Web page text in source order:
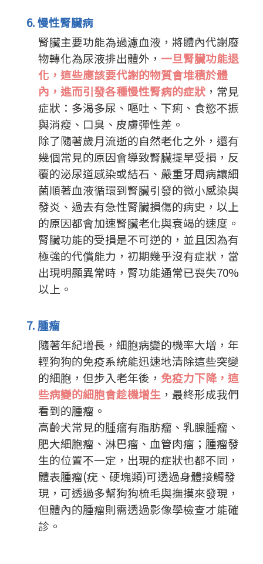
6. 慢性腎臟病
腎臟主要功能為過濾血液，將體內代謝廢
物轉化為尿液排出體外， 一旦腎臟功能退
化，這些應該要代謝的物質會堆積於體
內，進而引發各種慢性腎病的症狀 ，常見
症狀：多渴多尿、嘔吐、下痢、食慾不振
與消瘦、口臭、皮膚彈性差。
除了隨著歲月流逝的自然老化之外，還有
幾個常見的原因會導致腎臟提早受損，反
覆的泌尿道感染或結石、嚴重牙周病讓細
菌順著血液循環到腎臟引發的微小感染與
發炎、過去有急性腎臟損傷的病史，以上
的原因都會加速腎臟老化與衰竭的速度。
腎臟功能的受損是不可逆的，並且因為有
極強的代償能力，初期幾乎沒有症狀，當
出現明顯異常時，腎功能通常已喪失70%
以上。
7. 腫瘤
隨著年紀增長，細胞病變的機率大增，年
輕狗狗的免疫系統能迅速地清除這些突變
的細胞，但步入老年後， 免疫力下降，這
些病變的細胞會趁機增生 ，最終形成我們
看到的腫瘤。
高齡犬常見的腫瘤有脂肪瘤、乳腺腫瘤、
肥大細胞瘤、淋巴瘤、血管肉瘤；腫瘤發
生的位置不一定，出現的症狀也都不同，
體表腫瘤(疣、硬塊類)可透過身體接觸發
現，可透過多幫狗狗梳毛與撫摸來發現，
但體內的腫瘤則需透過影像學檢查才能確
診。